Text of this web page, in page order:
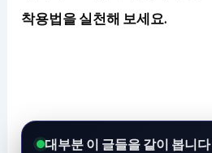
착용법을 실천해 보세요.
대부분 이 글들을 같이 봅니다